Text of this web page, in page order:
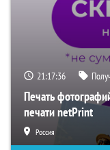
21:17:35
Печать
печати netPrint
Россия